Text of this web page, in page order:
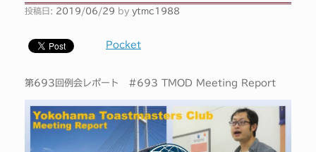
投稿日: 2019/06/29 by ytmc1988
Pocket
第693回例会レポート #693 TMOD Meeting Report